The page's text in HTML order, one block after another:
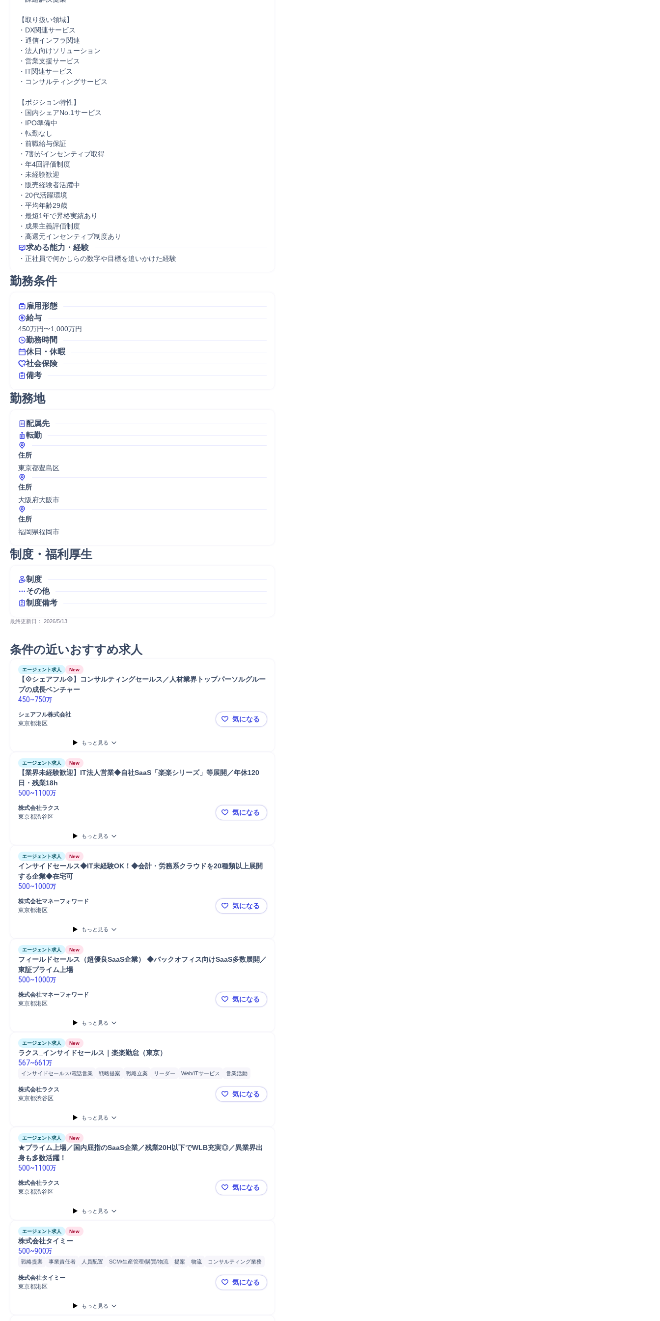
【取り扱い領域】
・DX関連サービス
・通信インフラ関連
・法人向けソリューション
・営業支援サービス
・IT関連サービス
・コンサルティングサービス
【ポジション特性】
・国内シェアNo.1サービス
・IPO準備中
・転勤なし
・前職給与保証
・7割がインセンティブ取得
・年4回評価制度
・未経験歓迎
・販売経験者活躍中
・20代活躍環境
・平均年齢29歳
・最短1年で昇格実績あり
・成果主義評価制度
・高還元インセンティブ制度あり
求める能力・経験
・正社員で何かしらの数字や目標を追いかけた経験
勤務条件
雇用形態
給与
450万円〜1,000万円
勤務時間
休日・休暇
社会保険
備考
勤務地
配属先
転勤
住所
東京都豊島区
住所
大阪府大阪市
住所
福岡県福岡市
制度・福利厚生
制度
その他
制度備考
最終更新日： 2026/5/13
条件の近いおすすめ求人
エージェント求人 New
【💠シェアフル💠】コンサルティングセールス／人材業界トップパーソルグルー
プの成長ベンチャー
450~750万
シェアフル株式会社
東京都港区
【💠シェアフル💠】コンサルティングセールス／人材業界トップパーソルグループの成長ベンチャー
気になる
もっと見る
エージェント求人 New
【業界未経験歓迎】IT法人営業◆自社SaaS「楽楽シリーズ」等展開／年休120
500~1100万
株式会社ラクス
東京都渋谷区
【業界未経験歓迎】IT法人営業◆自社SaaS「楽楽シリーズ」等展開／年休120日・残業18h
気になる
もっと見る
エージェント求人 New
インサイドセールス◆IT未経験OK！◆会計・労務系クラウドを20種類以上展開
500~1000万
株式会社マネーフォワード
東京都港区
インサイドセールス◆IT未経験OK！◆会計・労務系クラウドを20種類以上展開する企業◆在宅可
気になる
もっと見る
エージェント求人 New
フィールドセールス（超優良SaaS企業） ◆バックオフィス向けSaaS多数展開／
500~1000万
株式会社マネーフォワード
東京都港区
フィールドセールス（超優良SaaS企業） ◆バックオフィス向けSaaS多数展開／東証プライム上場
気になる
もっと見る
エージェント求人 New
ラクス_インサイドセールス｜楽楽勤怠（東京）
567~661 万
インサイドセールス/電話営業 戦略提案 戦略立案 リーダー Web/ITサービス
営業活動
アフターフォロー
開発
クラウド
株式会社ラクス
東京都渋谷区
ラクス_インサイドセールス｜楽楽勤怠（東京）
気になる
もっと見る
エージェント求人 New
★プライム上場／国内屈指のSaaS企業／残業20H以下でWLB充実◎／異業界出
500~1100万
株式会社ラクス
東京都渋谷区
★プライム上場／国内屈指のSaaS企業／残業20H以下でWLB充実◎／異業界出身も多数活躍！
気になる
もっと見る
エージェント求人 New
株式会社タイミー
500~900万
戦略提案 事業責任者 人員配置 SCM/生産管理/購買/物流 提案 物流
コンサルティング業務
リーダー
自動車/輸送機器
自動車
株式会社タイミー
東京都港区
株式会社タイミー
気になる
もっと見る